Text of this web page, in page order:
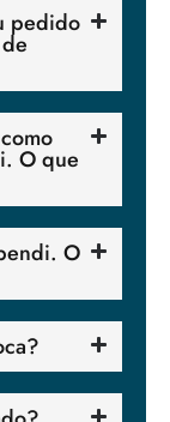
pedido
O que
O